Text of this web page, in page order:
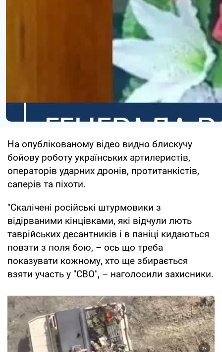
На опублікованому відео видно блискучу
бойову роботу українських артилеристів,
операторів ударних дронів, протитанкістів,
саперів та піхоти.
"Скалічені російські штурмовики з
відірваними кінцівками, які відчули лють
таврійських десантників і в паніці кидаються
повзти з поля бою, – ось що треба
показувати кожному, хто ще збирається
взяти участь у "СВО", – наголосили захисники.